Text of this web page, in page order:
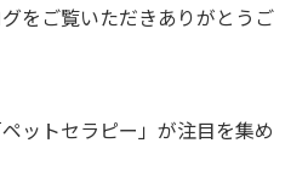
をご覧いただきありがとうご
ットセラピー」が注目を集め